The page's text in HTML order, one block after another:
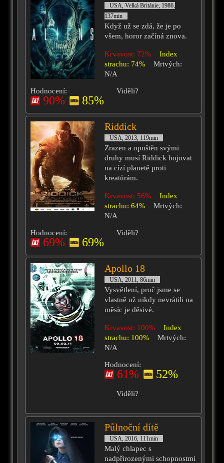
USA, Velká Británie, 1986,
137min
Když už se zdá, že je po
všem, horor začíná znova.
Krvavost: 72%
Index
strachu: 74%
Mrtvých:
N/A
Hodnocení:
90% 85%
Viděli?
Riddick
USA, 2013, 119min
Zrazen a opuštěn svými
druhy musí Riddick bojovat
na cízí planetě proti
kreatůrám.
Krvavost: 56%
Index
strachu: 64%
Mrtvých:
N/A
Hodnocení:
69% 69%
Viděli?
Apollo 18
USA, 2011, 86min
Vysvětlení, proč jsme se
vlastně už nikdy nevrátili na
měsíc je děsivé.
Krvavost: 100%
Index
strachu: 100%
Mrtvých:
N/A
Hodnocení:
61% 52%
Viděli?
Půlnoční dítě
USA, 2016, 111min
Malý chlapec s
nadpřirozenými schopnostmi